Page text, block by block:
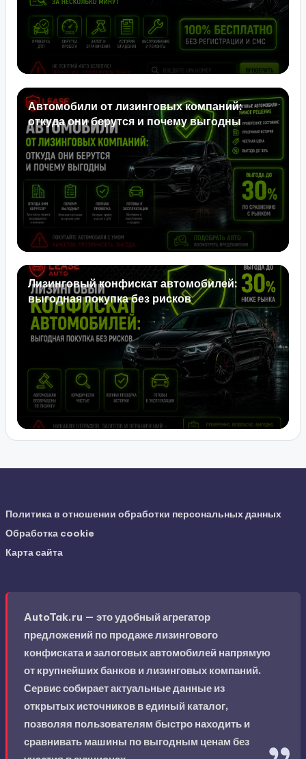
Автомобили от лизинговых компаний:
откуда они берутся и почему выгодны
Лизинговый конфискат автомобилей:
выгодная покупка без рисков
Политика в отношении обработки персональных данных
Обработка cookie
Карта сайта
AutoTak.ru — это удобный агрегатор
предложений по продаже лизингового
конфиската и залоговых автомобилей напрямую
от крупнейших банков и лизинговых компаний.
Сервис собирает актуальные данные из
открытых источников в единый каталог,
позволяя пользователям быстро находить и
сравнивать машины по выгодным ценам без